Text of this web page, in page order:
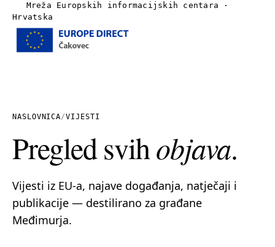
Mreža Europskih informacijskih centara ·
Hrvatska
Vijesti
Linkovi
NASLOVNICA/VIJESTI
Pregled svihobjava.
Vijesti iz EU-a, najave događanja, natječaji i
publikacije — destilirano za građane
Međimurja.